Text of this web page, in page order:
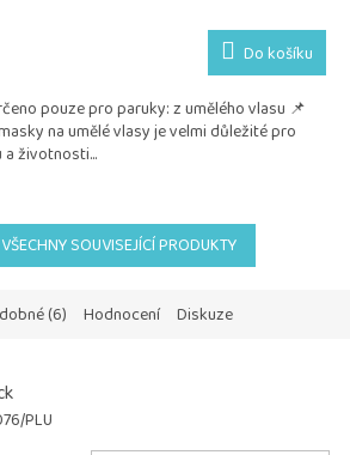
Do košíku
pouze pro paruky: z umělého vlasu 📌
na umělé vlasy je velmi důležité pro
životnosti...
SOUVISEJÍCÍ PRODUKTY
(6) Hodnocení Diskuze
PLU